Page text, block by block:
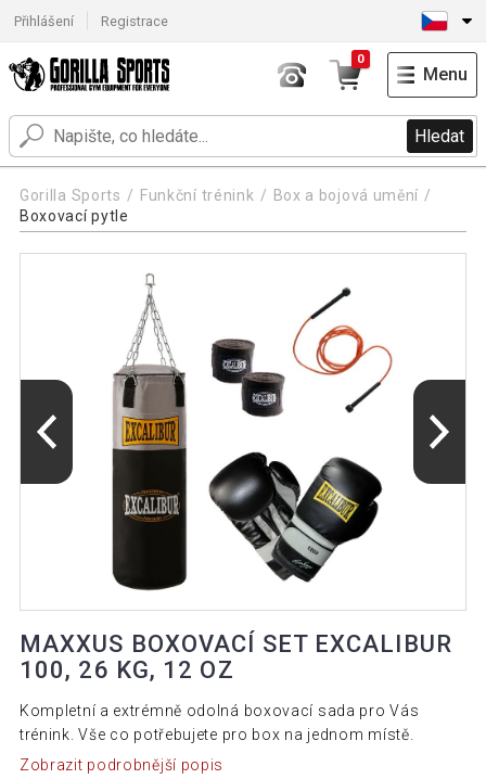
Přihlášení Registrace
Hledat
0
Menu
Gorilla Sports Funkční trénink
Box a bojová umění
Boxovací pytle
MAXXUS BOXOVACÍ SET EXCALIBUR
100, 26 KG, 12 OZ
Kompletní a extrémně odolná boxovací sada pro Vás
trénink. Vše co potřebujete pro box na jednom místě.
Zobrazit podrobnější popis